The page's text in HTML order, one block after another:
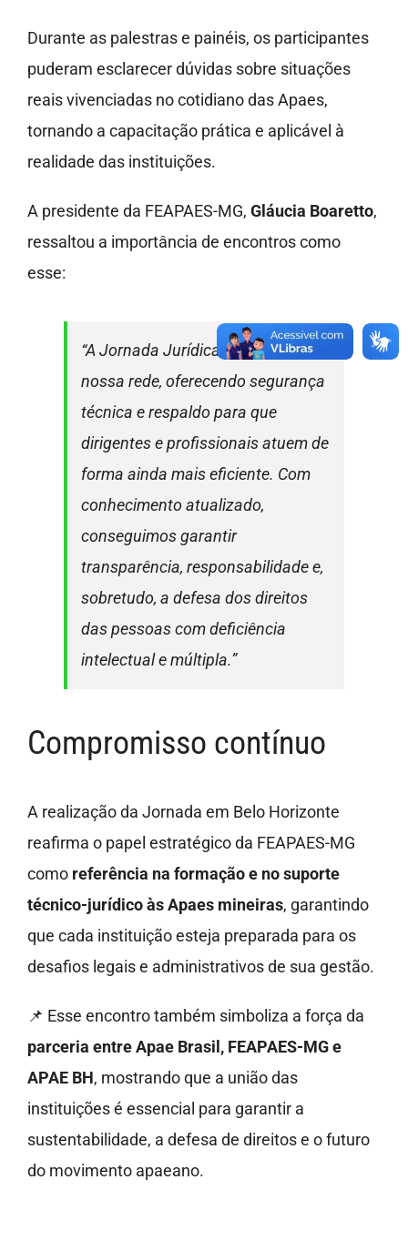
Durante as palestras e painéis, os participantes
puderam esclarecer dúvidas sobre situações
reais vivenciadas no cotidiano das Apaes,
tornando a capacitação prática e aplicável à
realidade das instituições.
A presidente da FEAPAES-MG, Gláucia Boaretto,
ressaltou a importância de encontros como
esse:
“A Jornada Jurídica fortalece
nossa rede, oferecendo segurança
técnica e respaldo para que
dirigentes e profissionais atuem de
forma ainda mais eficiente. Com
conhecimento atualizado,
conseguimos garantir
transparência, responsabilidade e,
sobretudo, a defesa dos direitos
das pessoas com deficiência
intelectual e múltipla.”
Compromisso contínuo
A realização da Jornada em Belo Horizonte
reafirma o papel estratégico da FEAPAES-MG
como referência na formação e no suporte
técnico-jurídico às Apaes mineiras, garantindo
que cada instituição esteja preparada para os
desafios legais e administrativos de sua gestão.
📌 Esse encontro também simboliza a força da
parceria entre Apae Brasil, FEAPAES-MG e
APAE BH, mostrando que a união das
instituições é essencial para garantir a
sustentabilidade, a defesa de direitos e o futuro
do movimento apaeano.